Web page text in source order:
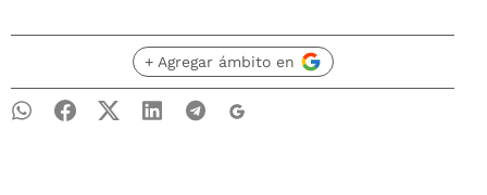
+ Agregar ámbito en